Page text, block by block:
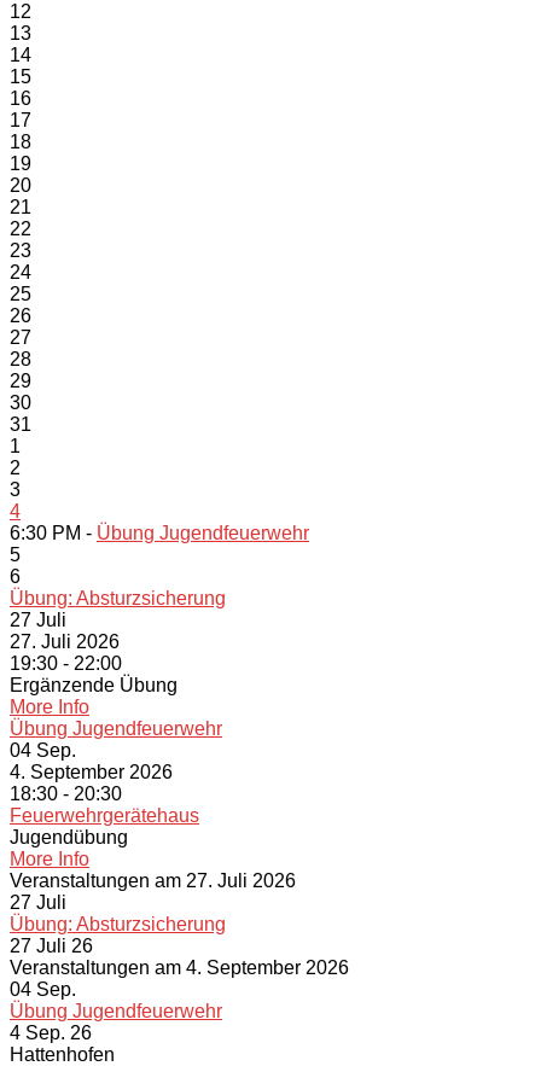
12
13
14
15
16
17
18
19
20
21
22
23
24
25
26
27
28
29
30
31
1
2
3
4
6:30 PM - Übung Jugendfeuerwehr
5
6
Übung: Absturzsicherung
27 Juli
27. Juli 2026
19:30 - 22:00
Ergänzende Übung
More Info
Übung Jugendfeuerwehr
04 Sep.
4. September 2026
18:30 - 20:30
Feuerwehrgerätehaus
Jugendübung
More Info
Veranstaltungen am 27. Juli 2026
27 Juli
Übung: Absturzsicherung
27 Juli 26
Veranstaltungen am 4. September 2026
04 Sep.
Übung Jugendfeuerwehr
4 Sep. 26
Hattenhofen